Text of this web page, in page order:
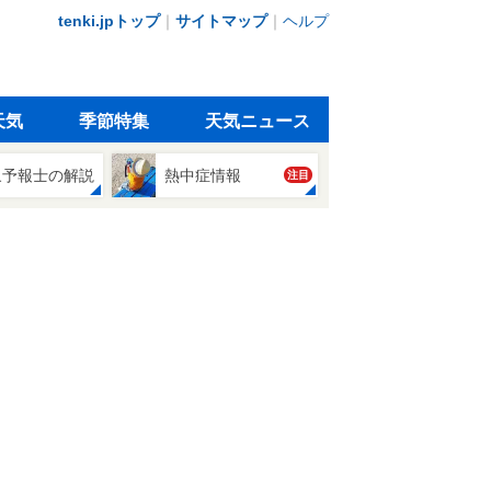
tenki.jpトップ｜ サイトマップ｜ ヘルプ
気 季節特集 天気ニュース
報士の解説 熱中症情報 注目